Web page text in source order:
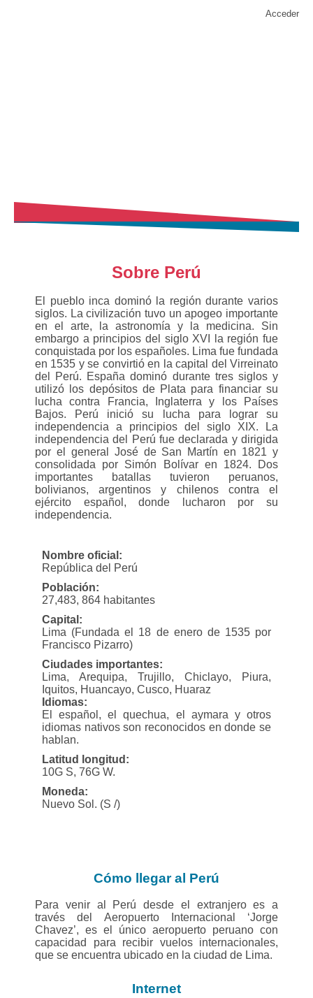
Acceder
Sobre Perú
El pueblo inca dominó la región durante varios
siglos. La civilización tuvo un apogeo importante
en el arte, la astronomía y la medicina. Sin
embargo a principios del siglo XVI la región fue
conquistada por los españoles. Lima fue fundada
en 1535 y se convirtió en la capital del Virreinato
del Perú. España dominó durante tres siglos y
utilizó los depósitos de Plata para financiar su
lucha contra Francia, Inglaterra y los Países
Bajos. Perú inició su lucha para lograr su
independencia a principios del siglo XIX. La
independencia del Perú fue declarada y dirigida
por el general José de San Martín en 1821 y
consolidada por Simón Bolívar en 1824. Dos
importantes batallas tuvieron peruanos,
bolivianos, argentinos y chilenos contra el
ejército español, donde lucharon por su
independencia.
Nombre oficial:
República del Perú
Población:
27,483, 864 habitantes
Capital:
Lima (Fundada el 18 de enero de 1535 por
Francisco Pizarro)
Ciudades importantes:
Lima, Arequipa, Trujillo, Chiclayo, Piura,
Iquitos, Huancayo, Cusco, Huaraz
Idiomas:
El español, el quechua, el aymara y otros
idiomas nativos son reconocidos en donde se
hablan.
Latitud longitud:
10G S, 76G W.
Moneda:
Nuevo Sol. (S /)
Cómo llegar al Perú
Para venir al Perú desde el extranjero es a
través del Aeropuerto Internacional ‘Jorge
Chavez’, es el único aeropuerto peruano con
capacidad para recibir vuelos internacionales,
que se encuentra ubicado en la ciudad de Lima.
Internet